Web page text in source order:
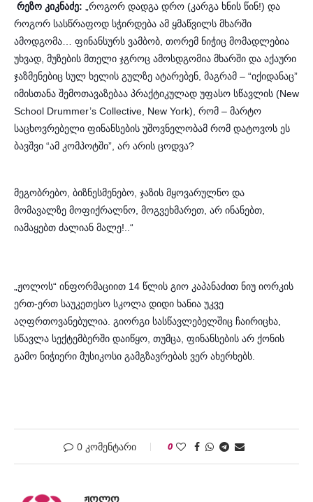
რეზო კიკნაძე: „როგორ დადგა დრო (კარგა ხნის წინ!) და
როგორ სასწრაფოდ სჭირდება ამ ყმაწვილს მხარში
ამოდგომა… ფინანსურს ვამბობ, თორემ ნიჭიც მომადლებია
უხვად, მუზების მთელი ჯგროც ამოსდგომია მხარში და აქაური
ჯაზმენებიც სულ ხელის გულზე ატარებენ, მაგრამ – “იქიდანაც”
იმისთანა შემოთავაზებაა პრაქტიკულად უფასო სწავლის (New
School Drummer’s Collective, New York), რომ – მარტო
საცხოვრებელი ფინანსების უშოვნელობამ რომ დატოვოს ეს
ბავშვი “ამ კომპოტში”, არ არის ცოდვა?
მეგობრებო, ბიზნესმენებო, ჯაზის მყოვარულნო და
მომავალზე მოფიქრალნო, მოგვეხმარეთ, არ ინანებთ,
იამაყებთ ძალიან მალე!..“
„ჟოლოს“ ინფორმაციით 14 წლის გიო კაპანაძით ნიუ იორკის
ერთ-ერთ საუკეთესო სკოლა დიდი ხანია უკვე
აღფრთოვანებულია. გიორგი სასწავლებელშიც ჩაირიცხა,
სწავლა სექტემბერში დაიწყო, თუმცა, ფინანსების არ ქონის
გამო ნიჭიერი მუსიკოსი გამგზავრებას ვერ ახერხებს.
0 კომენტარი 0
ᲟᲝᲚᲝ